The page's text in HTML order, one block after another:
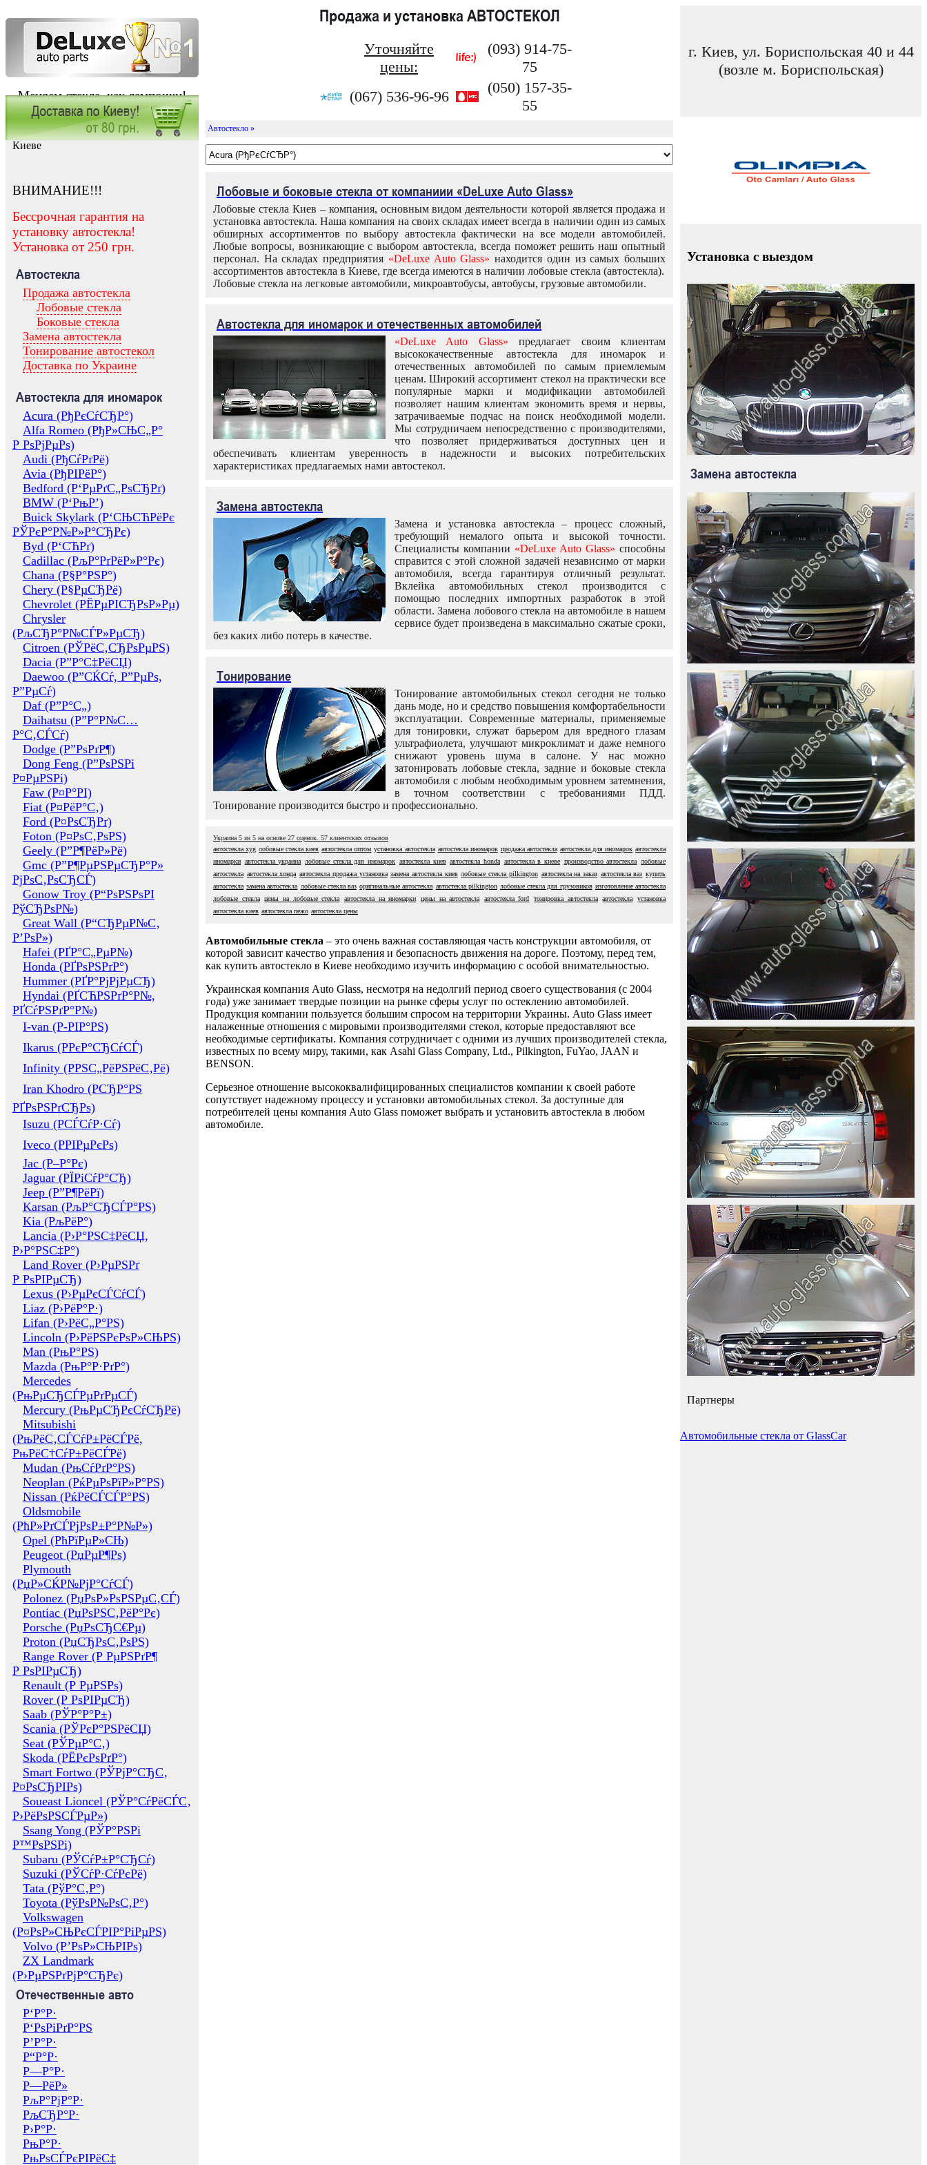
Меняем стекла, как лампочки!
Продажа и установка АВТОСТЕКОЛ
Уточняйте
цены:
(093) 914-75-
75
(067) 536-96-96
(050) 157-35-
55
г. Киев, ул. Бориспольская 40 и 44
(возле м. Бориспольская)
Заказать установку автостекла в
Киеве
ВНИМАНИЕ!!!
Бессрочная гарантия на
установку автостекла!
Установка от 250 грн.
Автостекла
Продажа автостекла
Лобовые стекла
Боковые стекла
Замена автостекла
Тонирование автостекол
Доставка по Украине
Автостекла для иномарок
Acura (РђРєСѓСЂР°)
Alfa Romeo (РђР»СЊС„Р°
Р РѕРјРµРѕ)
Audi (РђСѓРґРё)
Avia (РђРІРёР°)
Bedford (Р‘РµРґС„РѕСЂРґ)
BMW (Р‘РњР’)
Buick Skylark (Р‘СЊСЋРёРє
РЎРєР°Р№Р»Р°СЂРє)
Byd (Р‘СЋРґ)
Cadillac (РљР°РґРёР»Р°Рє)
Chana (Р§Р°РЅР°)
Chery (Р§РµСЂРё)
Chevrolet (РЁРµРІСЂРѕР»Рµ)
Chrysler
(РљСЂР°Р№СЃР»РµСЂ)
Citroen (РЎРёС‚СЂРѕРµРЅ)
Dacia (Р”Р°С‡РёСЏ)
Daewoo (Р”СЌСѓ, Р”РµРѕ,
Р”РµСѓ)
Daf (Р”Р°С„)
Daihatsu (Р”Р°Р№С…
Р°С‚СЃСѓ)
Dodge (Р”РѕРґР¶)
Dong Feng (Р”РѕРЅРі
Р¤РµРЅРі)
Faw (Р¤Р°РІ)
Fiat (Р¤РёР°С‚)
Ford (Р¤РѕСЂРґ)
Foton (Р¤РѕС‚РѕРЅ)
Geely (Р”Р¶РёР»Рё)
Gmc (Р”Р¶РµРЅРµСЂР°Р»
РјРѕС‚РѕСЂСЃ)
Gonow Troy (Р“РѕРЅРѕРІ
РўСЂРѕР№)
Great Wall (Р“СЂРµР№С‚
Р’РѕР»)
Hafei (РҐР°С„РµР№)
Honda (РҐРѕРЅРґР°)
Hummer (РҐР°РјРјРµСЂ)
Hyndai (РҐСЋРЅРґР°Р№,
РҐСѓРЅРґР°Р№)
I-van (Р-РІР°РЅ)
Ikarus (РРєР°СЂСѓСЃ)
Infinity (РРЅС„РёРЅРёС‚Рё)
Iran Khodro (РСЂР°РЅ
РҐРѕРЅРґСЂРѕ)
Isuzu (РСЃСѓР·Сѓ)
Iveco (РРІРµРєРѕ)
Jac (Р–Р°Рє)
Jaguar (РЇРіСѓР°СЂ)
Jeep (Р”Р¶РёРї)
Karsan (РљР°СЂСЃР°РЅ)
Kia (РљРёР°)
Lancia (Р›Р°РЅС‡РёСЏ,
Р›Р°РЅС‡Р°)
Land Rover (Р›РµРЅРґ
Р РѕРІРµСЂ)
Lexus (Р›РµРєСЃСѓСЃ)
Liaz (Р›РёР°Р·)
Lifan (Р›РёС„Р°РЅ)
Lincoln (Р›РёРЅРєРѕР»СЊРЅ)
Man (РњР°РЅ)
Mazda (РњР°Р·РґР°)
Mercedes
(РњРµСЂСЃРµРґРµСЃ)
Mercury (РњРµСЂРєСѓСЂРё)
Mitsubishi
(РњРёС‚СЃСѓР±РёСЃРё,
РњРёС†СѓР±РёСЃРё)
Mudan (РњСѓРґР°РЅ)
Neoplan (РќРµРѕРїР»Р°РЅ)
Nissan (РќРёСЃСЃР°РЅ)
Oldsmobile
(РћР»РґСЃРјРѕР±Р°Р№Р»)
Opel (РћРїРµР»СЊ)
Peugeot (РџРµР¶Рѕ)
Plymouth
(РџР»СЌР№РјР°СѓСЃ)
Polonez (РџРѕР»РѕРЅРµС‚СЃ)
Pontiac (РџРѕРЅС‚РёР°Рє)
Porsche (РџРѕСЂС€Рµ)
Proton (РџСЂРѕС‚РѕРЅ)
Range Rover (Р РµРЅРґР¶
Р РѕРІРµСЂ)
Renault (Р РµРЅРѕ)
Rover (Р РѕРІРµСЂ)
Saab (РЎР°Р°Р±)
Scania (РЎРєР°РЅРёСЏ)
Seat (РЎРµР°С‚)
Skoda (РЁРєРѕРґР°)
Smart Fortwo (РЎРјР°СЂС‚
Р¤РѕСЂРІРѕ)
Soueast Lioncel (РЎР°СѓРёСЃС‚
Р›РёРѕРЅСЃРµР»)
Ssang Yong (РЎР°РЅРі
Р™РѕРЅРі)
Subaru (РЎСѓР±Р°СЂСѓ)
Suzuki (РЎСѓР·СѓРєРё)
Tata (РўР°С‚Р°)
Toyota (РўРѕР№РѕС‚Р°)
Volkswagen
(Р¤РѕР»СЊРєСЃРІР°РіРµРЅ)
Volvo (Р’РѕР»СЊРІРѕ)
ZX Landmark
(Р›РµРЅРґРјР°СЂРє)
Отечественные авто
Р‘Р°Р·
Р‘РѕРіРґР°РЅ
Р’Р°Р·
Р“Р°Р·
Р—Р°Р·
Р—РёР»
РљР°РјР°Р·
РљСЂР°Р·
Р›Р°Р·
РњР°Р·
РњРѕСЃРєРІРёС‡
Автостекло »
Лобовые и боковые стекла от компаниии «DeLuxe Auto Glass»
Лобовые стекла Киев – компания, основным видом деятельности которой является продажа и
установка автостекла. Наша компания на своих складах имеет всегда в наличии один из самых
обширных ассортиментов по выбору автостекла фактически на все модели автомобилей.
Любые вопросы, возникающие с выбором автостекла, всегда поможет решить наш опытный
персонал. На складах предприятия «DeLuxe Auto Glass» находится один из самых больших
ассортиментов автостекла в Киеве, где всегда имеются в наличии лобовые стекла (автостекла).
Лобовые стекла на легковые автомобили, микроавтобусы, автобусы, грузовые автомобили.
Автостекла для иномарок и отечественных автомобилей
«DeLuxe Auto Glass» предлагает своим клиентам
высококачественные автостекла для иномарок и
отечественных автомобилей по самым приемлемым
ценам. Широкий ассортимент стекол на практически все
популярные марки и модификации автомобилей
позволяет нашим клиентам экономить время и нервы,
затрачиваемые подчас на поиск необходимой модели.
Мы сотрудничаем непосредственно с производителями,
что позволяет придерживаться доступных цен и
обеспечивать клиентам уверенность в надежности и высоких потребительских
характеристиках предлагаемых нами автостекол.
Замена автостекла
Замена и установка автостекла – процесс сложный,
требующий немалого опыта и высокой точности.
Специалисты компании «DeLuxe Auto Glass» способны
справится с этой сложной задачей независимо от марки
автомобиля, всегда гарантируя отличный результат.
Вклейка автомобильных стекол производится с
помощью последних импортных разработок в этой
области. Замена лобового стекла на автомобиле в нашем
сервисе будет произведена в максимально сжатые сроки,
без каких либо потерь в качестве.
Тонирование
Тонирование автомобильных стекол сегодня не только
дань моде, но и средство повышения комфортабельности
эксплуатации. Современные материалы, применяемые
для тонировки, служат барьером для вредного глазам
ультрафиолета, улучшают микроклимат и даже немного
снижают уровень шума в салоне. У нас можно
затонировать лобовые стекла, задние и боковые стекла
автомобиля с любым необходимым уровнем затемнения,
в точном соответствии с требованиями ПДД.
Тонирование производится быстро и профессионально.
Украина 5 из 5 на основе 27 оценок. 57 клиентских отзывов
автостекла xyg лобовые стекла киев автостекла оптом установка автостекла автостекла иномарок продажа автостекла автостекла для иномарок автостекла
иномарки автостекла украина лобовые стекла для иномарок автостекла киев автостекла honda автостекла в киеве производство автостекла
лобовые
автостекла автостекла хонда автостекла продажа установка замена автостекла киев лобовые стекла pilkington автостекла на заказ автостекла ваз купить
автостекла замена автостекла лобовые стекла ваз оригинальные автостекла автостекла pilkington лобовые стекла для грузовиков изготовление автостекла
лобовые стекла
цены на лобовые стекла автостекла на иномарки цены на автостекла автостекла ford тонировка автостекла автостекла
установка
автостекла киев автостекла пежо автостекла цены
Автомобильные стекла – это очень важная составляющая часть конструкции автомобиля, от
которой зависит качество управления и безопасность движения на дороге. Поэтому, перед тем,
как купить автостекло в Киеве необходимо изучить информацию с особой внимательностью.
Украинская компания Auto Glass, несмотря на недолгий период своего существования (с 2004
года) уже занимает твердые позиции на рынке сферы услуг по остеклению автомобилей.
Продукция компании пользуется большим спросом на территории Украины. Auto Glass имеет
налаженные отношения с мировыми производителями стекол, которые предоставляют все
необходимые сертификаты. Компания сотрудничает с одними из лучших производителей стекла,
известных по всему миру, такими, как Asahi Glass Company, Ltd., Pilkington, FuYao, JAAN и
BENSON.
Серьезное отношение высококвалифицированных специалистов компании к своей работе
сопутствует надежному процессу и установки автомобильных стекол. За доступные для
потребителей цены компания Auto Glass поможет выбрать и установить автостекла в любом
автомобиле.
Установка с выездом
Замена автостекла
Партнеры
Автомобильные стекла от GlassCar